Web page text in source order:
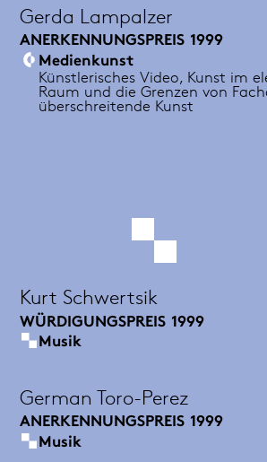
Gerda Lampalzer
ANERKENNUNGSPREIS 1999
Medienkunst
Künstlerisches Video, Kunst im
Raum und die Grenzen von
überschreitende Kunst
Kurt Schwertsik
WÜRDIGUNGSPREIS 1999
Musik
German Toro-Perez
ANERKENNUNGSPREIS 1999
Musik